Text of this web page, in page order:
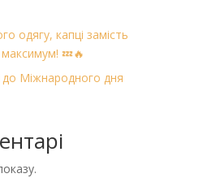
одягу, капці замість
максимум! 💤🔥
Міжнародного дня